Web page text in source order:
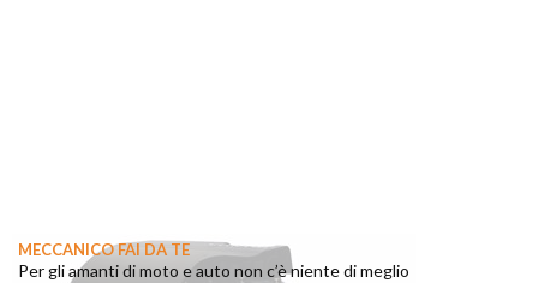
MECCANICO FAI DA TE
Per gli amanti di moto e auto non c’è niente di meglio